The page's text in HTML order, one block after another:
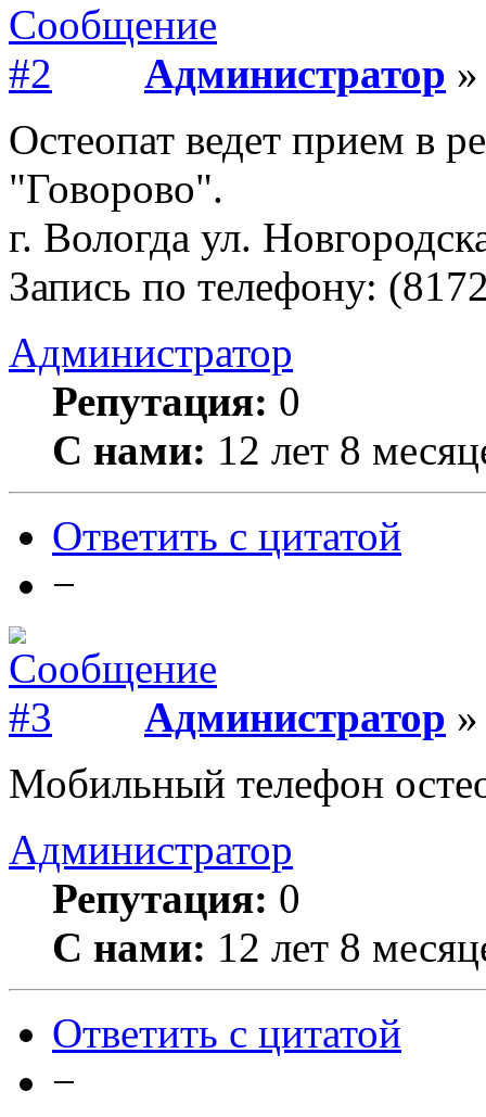
Администратор
Остеопат ведет прием в
"Говорово".
г. Вологда ул.
Запись по телефону:
Администратор
Репутация: 0
С нами: 12 лет 8
Ответить с цитатой
−
Администратор
Мобильный телефон
Администратор
Репутация: 0
С нами: 12 лет 8
Ответить с цитатой
−